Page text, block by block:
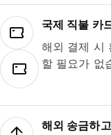
국제 직불 카
해외 결제 시
할 필요가 없
해외 송금하